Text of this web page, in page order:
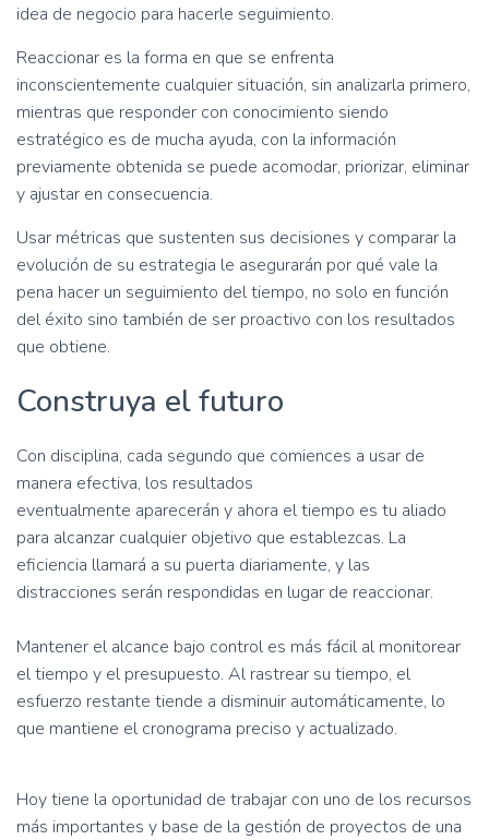
idea de negocio para hacerle seguimiento.
Reaccionar es la forma en que se enfrenta
inconscientemente cualquier situación, sin analizarla primero,
mientras que responder con conocimiento siendo
estratégico es de mucha ayuda, con la información
previamente obtenida se puede acomodar, priorizar, eliminar
y ajustar en consecuencia.
Usar métricas que sustenten sus decisiones y comparar la
evolución de su estrategia le asegurarán por qué vale la
pena hacer un seguimiento del tiempo, no solo en función
del éxito sino también de ser proactivo con los resultados
que obtiene.
Construya el futuro
Con disciplina, cada segundo que comiences a usar de
manera efectiva, los resultados
eventualmente aparecerán y ahora el tiempo es tu aliado
para alcanzar cualquier objetivo que establezcas. La
eficiencia llamará a su puerta diariamente, y las
distracciones serán respondidas en lugar de reaccionar.
Mantener el alcance bajo control es más fácil al monitorear
el tiempo y el presupuesto. Al rastrear su tiempo, el
esfuerzo restante tiende a disminuir automáticamente, lo
que mantiene el cronograma preciso y actualizado.
Hoy tiene la oportunidad de trabajar con uno de los recursos
más importantes y base de la gestión de proyectos de una